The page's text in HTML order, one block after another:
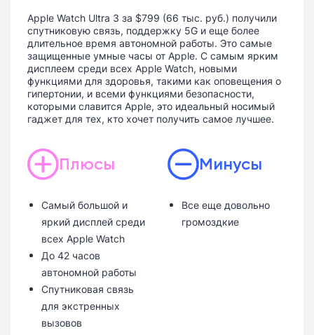
Apple Watch Ultra 3 за $799 (66 тыс. руб.) получили
спутниковую связь, поддержку 5G и еще более
длительное время автономной работы. Это самые
защищенные умные часы от Apple. С самым ярким
дисплеем среди всех Apple Watch, новыми
функциями для здоровья, такими как оповещения о
гипертонии, и всеми функциями безопасности,
которыми славится Apple, это идеальный носимый
гаджет для тех, кто хочет получить самое лучшее.
Плюсы
Самый большой и
яркий дисплей среди
всех Apple Watch
До 42 часов
автономной работы
Спутниковая связь
для экстренных
вызовов
Минусы
Все еще довольно
громоздкие